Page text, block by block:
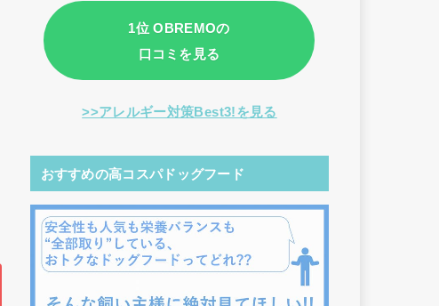
1位 OBREMOの
口コミを見る
>>アレルギー対策Best3!を見る
おすすめの高コスパドッグフード